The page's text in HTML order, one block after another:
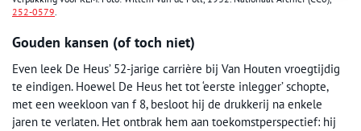
252-0579.
Gouden kansen (of toch niet)
Even leek De Heus’ 52-jarige carrière bij Van Houten vroegtijdig
te eindigen. Hoewel De Heus het tot ‘eerste inlegger’ schopte,
met een weekloon van f 8, besloot hij de drukkerij na enkele
jaren te verlaten. Het ontbrak hem aan toekomstperspectief: hij